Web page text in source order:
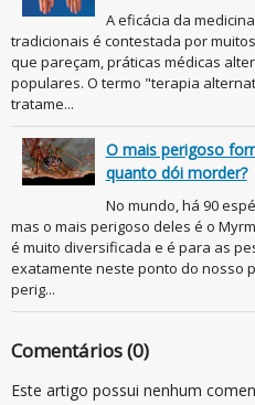
A eficácia da
tradicionais é contestada por
que pareçam, práticas médicas
populares. O termo "terapia
tratame...
O mais perigoso
quanto dói morder?
No mundo, há 90
mas o mais perigoso deles é o
é muito diversificada e é para as
exatamente neste ponto do nosso
perig...
Comentários (0)
Este artigo possui nenhum